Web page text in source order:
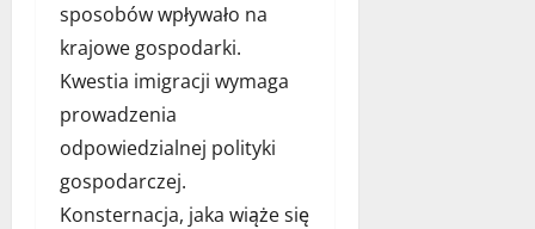
sposobów wpływało na
krajowe gospodarki.
Kwestia imigracji wymaga
prowadzenia
odpowiedzialnej polityki
gospodarczej.
Konsternacja, jaka wiąże się